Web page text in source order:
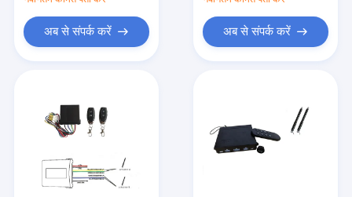
उत्पादों
हमारे बारे में
कारखाना भ्रमण
अब से संपर्क करें अब से संपर्क करें